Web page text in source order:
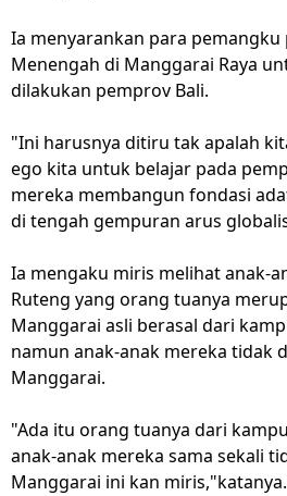
Ia menyarankan para
Menengah di Manggarai Raya
dilakukan pemprov Bali.
"Ini harusnya ditiru tak apalah
ego kita untuk belajar pada
mereka membangun fondasi
di tengah gempuran arus
Ia mengaku miris melihat anak-
Ruteng yang orang tuanya
Manggarai asli berasal dari
namun anak-anak mereka tidak
Manggarai.
"Ada itu orang tuanya dari
anak-anak mereka sama sekali
Manggarai ini kan miris,"katanya.